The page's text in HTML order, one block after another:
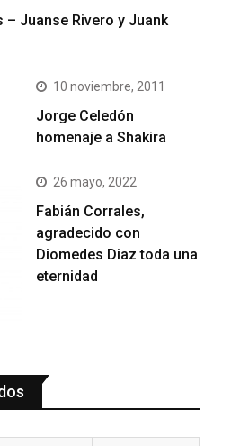
Juanse Rivero y Juank
10 noviembre, 2011
Jorge Celedón
homenaje a Shakira
26 mayo, 2022
Fabián Corrales,
agradecido con
Diomedes Diaz toda una
eternidad